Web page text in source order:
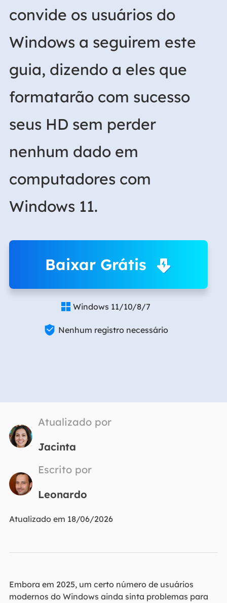
convide os usuários do
Windows a seguirem este
guia, dizendo a eles que
formatarão com sucesso
seus HD sem perder
nenhum dado em
computadores com
Windows 11.
Baixar Grátis
 Windows 11/10/8/7
 Nenhum registro necessário
Atualizado por
Jacinta
Escrito por
Leonardo
Atualizado em 18/06/2026
Embora em 2025, um certo número de usuários
modernos do Windows ainda sinta problemas para